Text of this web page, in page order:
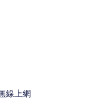
線上網